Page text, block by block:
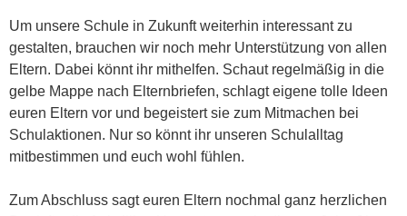
Um unsere Schule in Zukunft weiterhin interessant zu
gestalten, brauchen wir noch mehr Unterstützung von allen
Eltern. Dabei könnt ihr mithelfen. Schaut regelmäßig in die
gelbe Mappe nach Elternbriefen, schlagt eigene tolle Ideen
euren Eltern vor und begeistert sie zum Mitmachen bei
Schulaktionen. Nur so könnt ihr unseren Schulalltag
mitbestimmen und euch wohl fühlen.
Zum Abschluss sagt euren Eltern nochmal ganz herzlichen